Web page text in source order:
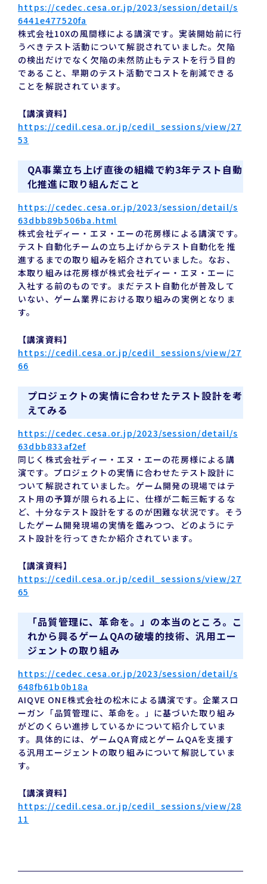
https://cedec.cesa.or.jp/2023/session/detail/s
6441e477520fa
株式会社10Xの風間様による講演です。実装開始前に行
うべきテスト活動について解説されていました。欠陥
の検出だけでなく欠陥の未然防止もテストを行う目的
であること、早期のテスト活動でコストを削減できる
ことを解説されています。
【講演資料】
https://cedil.cesa.or.jp/cedil_sessions/view/27
53
QA事業立ち上げ直後の組織で約3年テスト自動
化推進に取り組んだこと
https://cedec.cesa.or.jp/2023/session/detail/s
63dbb89b506ba.html
株式会社ディー・エヌ・エーの花房様による講演です。
テスト自動化チームの立ち上げからテスト自動化を推
進するまでの取り組みを紹介されていました。なお、
本取り組みは花房様が株式会社ディー・エヌ・エーに
入社する前のものです。まだテスト自動化が普及して
いない、ゲーム業界における取り組みの実例となりま
す。
【講演資料】
https://cedil.cesa.or.jp/cedil_sessions/view/27
66
プロジェクトの実情に合わせたテスト設計を考
えてみる
https://cedec.cesa.or.jp/2023/session/detail/s
63dbb833af2ef
同じく株式会社ディー・エヌ・エーの花房様による講
演です。プロジェクトの実情に合わせたテスト設計に
ついて解説されていました。ゲーム開発の現場ではテ
スト用の予算が限られる上に、仕様が二転三転するな
ど、十分なテスト設計をするのが困難な状況です。そう
したゲーム開発現場の実情を鑑みつつ、どのようにテ
スト設計を行ってきたか紹介されています。
【講演資料】
https://cedil.cesa.or.jp/cedil_sessions/view/27
65
「品質管理に、革命を。」の本当のところ。こ
れから興るゲームQAの破壊的技術、汎用エー
ジェントの取り組み
https://cedec.cesa.or.jp/2023/session/detail/s
648fb61b0b18a
AIQVE ONE株式会社の松木による講演です。企業スロ
ーガン「品質管理に、革命を。」に基づいた取り組み
がどのくらい進捗しているかについて紹介していま
す。具体的には、ゲームQA育成とゲームQAを支援す
る汎用エージェントの取り組みについて解説していま
す。
【講演資料】
https://cedil.cesa.or.jp/cedil_sessions/view/28
11